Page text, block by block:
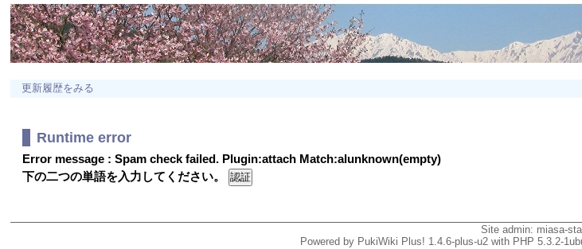
更新履歴をみる
Runtime error
Error message : Spam check failed. Plugin:attach Match:alunknown(empty)
下の二つの単語を入力してください。
Site admin: miasa-
Powered by PukiWiki Plus! 1.4.6-plus-u2 with PHP 5.3.2-